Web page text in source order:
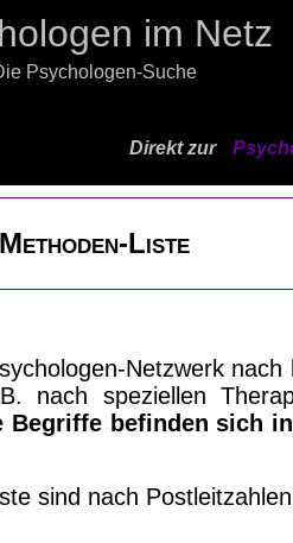
im Netz
Psychologen-Suche
Direkt zur
Methoden-Liste
Netzwerk nach
nach speziellen
Begriffe befinden sich
sind nach